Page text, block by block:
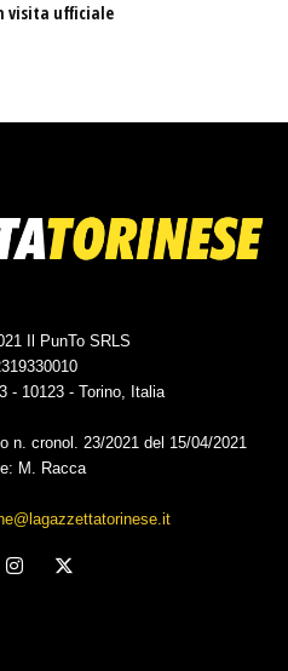
visita ufficiale
Il PunTo SRLS
- 10123 - Torino, Italia
n. cronol. 23/2021 del 15/04/2021
M. Racca